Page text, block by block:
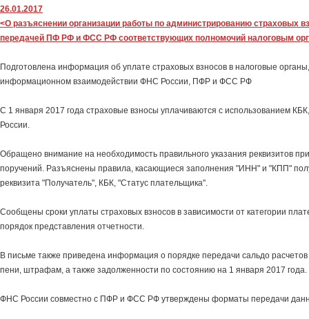
26.01.2017
<О разъяснении организации работы по администрированию страховых
передачей ПФ РФ и ФСС РФ соответствующих полномочий налоговым
Подготовлена информация об уплате страховых взносов в налоговые
информационном взаимодействии ФНС России, ПФР и ФСС РФ
С 1 января 2017 года страховые взносы уплачиваются с использованием
России.
Обращено внимание на необходимость правильного указания реквизитов
поручений. Разъяснены правила, касающиеся заполнения "ИНН" и "КПП"
реквизита "Получатель", КБК, "Статус плательщика".
Сообщены сроки уплаты страховых взносов в зависимости от категории
порядок представления отчетности.
В письме также приведена информация о порядке передачи сальдо
пени, штрафам, а также задолженности по состоянию на 1 января 2017 года.
ФНС России совместно с ПФР и ФСС РФ утверждены форматы передачи